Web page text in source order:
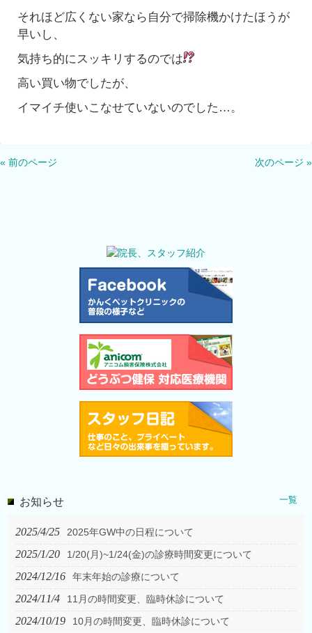
それほど広くない家なら自分で掃除機かけたほうが
早いし、
気持ち的にスッキリするのでは
高い買い物でしたが、
イマイチ使いこなせていないのでした…。
« 前のページ 次のページ »
お知らせ 一覧
2025/4/25 2025年GW中の日程について
2025/1/20 1/20(月)~1/24(金)の診療時間変更について
2024/12/16 年末年始の診療について
2024/11/4 11月の時間変更、臨時休診について
2024/10/19 10月の時間変更、臨時休診について